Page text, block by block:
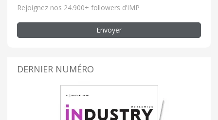
Rejoignez nos 24.900+ followers d’IMP
Envoyer
DERNIER NUMÉRO